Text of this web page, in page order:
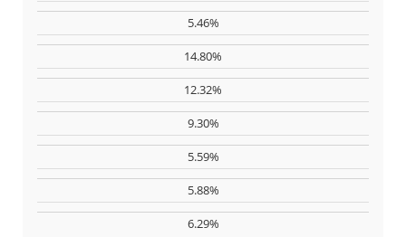
5.46%
14.80%
12.32%
9.30%
5.59%
5.88%
6.29%